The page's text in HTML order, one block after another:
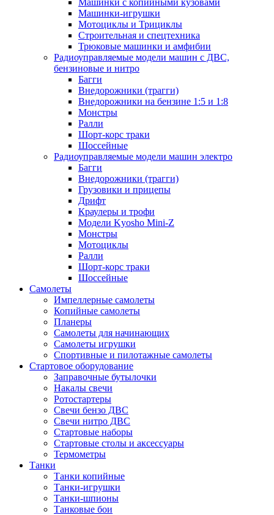
Машинки с копийными кузовами
Машинки-игрушки
Мотоциклы и Трициклы
Строительная и спецтехника
Трюковые машинки и амфибии
Радиоуправляемые модели машин с ДВС,
бензиновые и нитро
Багги
Внедорожники (трагги)
Внедорожники на бензине 1:5 и 1:8
Монстры
Ралли
Шорт-корс траки
Шоссейные
Радиоуправляемые модели машин электро
Багги
Внедорожники (трагги)
Грузовики и прицепы
Дрифт
Краулеры и трофи
Модели Kyosho Mini-Z
Монстры
Мотоциклы
Ралли
Шорт-корс траки
Шоссейные
Самолеты
Импеллерные самолеты
Копийные самолеты
Планеры
Самолеты для начинающих
Самолеты игрушки
Спортивные и пилотажные самолеты
Стартовое оборудование
Заправочные бутылочки
Накалы свечи
Ротостартеры
Свечи бензо ДВС
Свечи нитро ДВС
Стартовые наборы
Стартовые столы и аксессуары
Термометры
Танки
Танки копийные
Танки-игрушки
Танки-шпионы
Танковые бои